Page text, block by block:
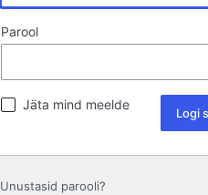
Parool
Jäta mind meelde
Unustasid parooli?